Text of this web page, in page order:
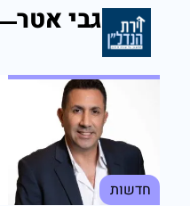
גבי אטר
חדשות